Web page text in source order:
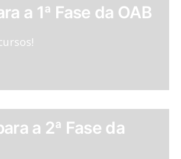
a 1ª Fase da OAB
a 2ª Fase da